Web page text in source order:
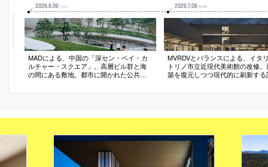
2026.8.06 THU
MADによる、中国の「深セン・ベイ・カ
ルチャー・スクエア」。高層ビル群と海
の間にある敷地。都市に開かれた公共空
周辺と繋がる“開かれたランドスケープ”と
2026.7.06 MON
MVRDVとバランスによる、イタ
トリノ市立近現代美術館の改修
築を復元しつつ現代的に刷新する
作ると共に、地下にコレクション
とも繋ぐ